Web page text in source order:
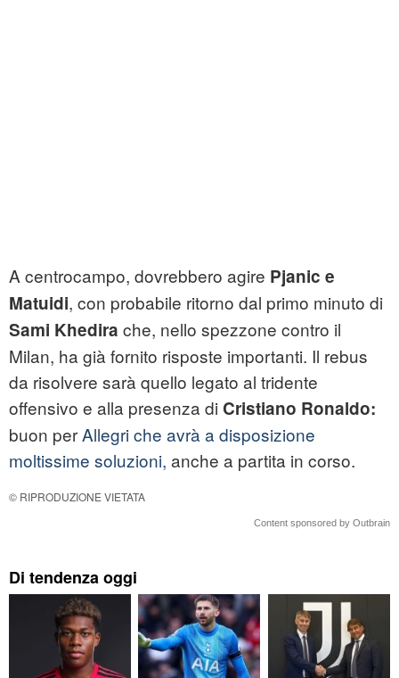
A centrocampo, dovrebbero agire Pjanic e
Matuidi, con probabile ritorno dal primo minuto di
Sami Khedira che, nello spezzone contro il
Milan, ha già fornito risposte importanti. Il rebus
da risolvere sarà quello legato al tridente
offensivo e alla presenza di Cristiano Ronaldo:
buon perAllegri che avrà a disposizione
moltissime soluzioni, anche a partita in corso.
© RIPRODUZIONE VIETATA
Content sponsored by Outbrain
Di tendenza oggi